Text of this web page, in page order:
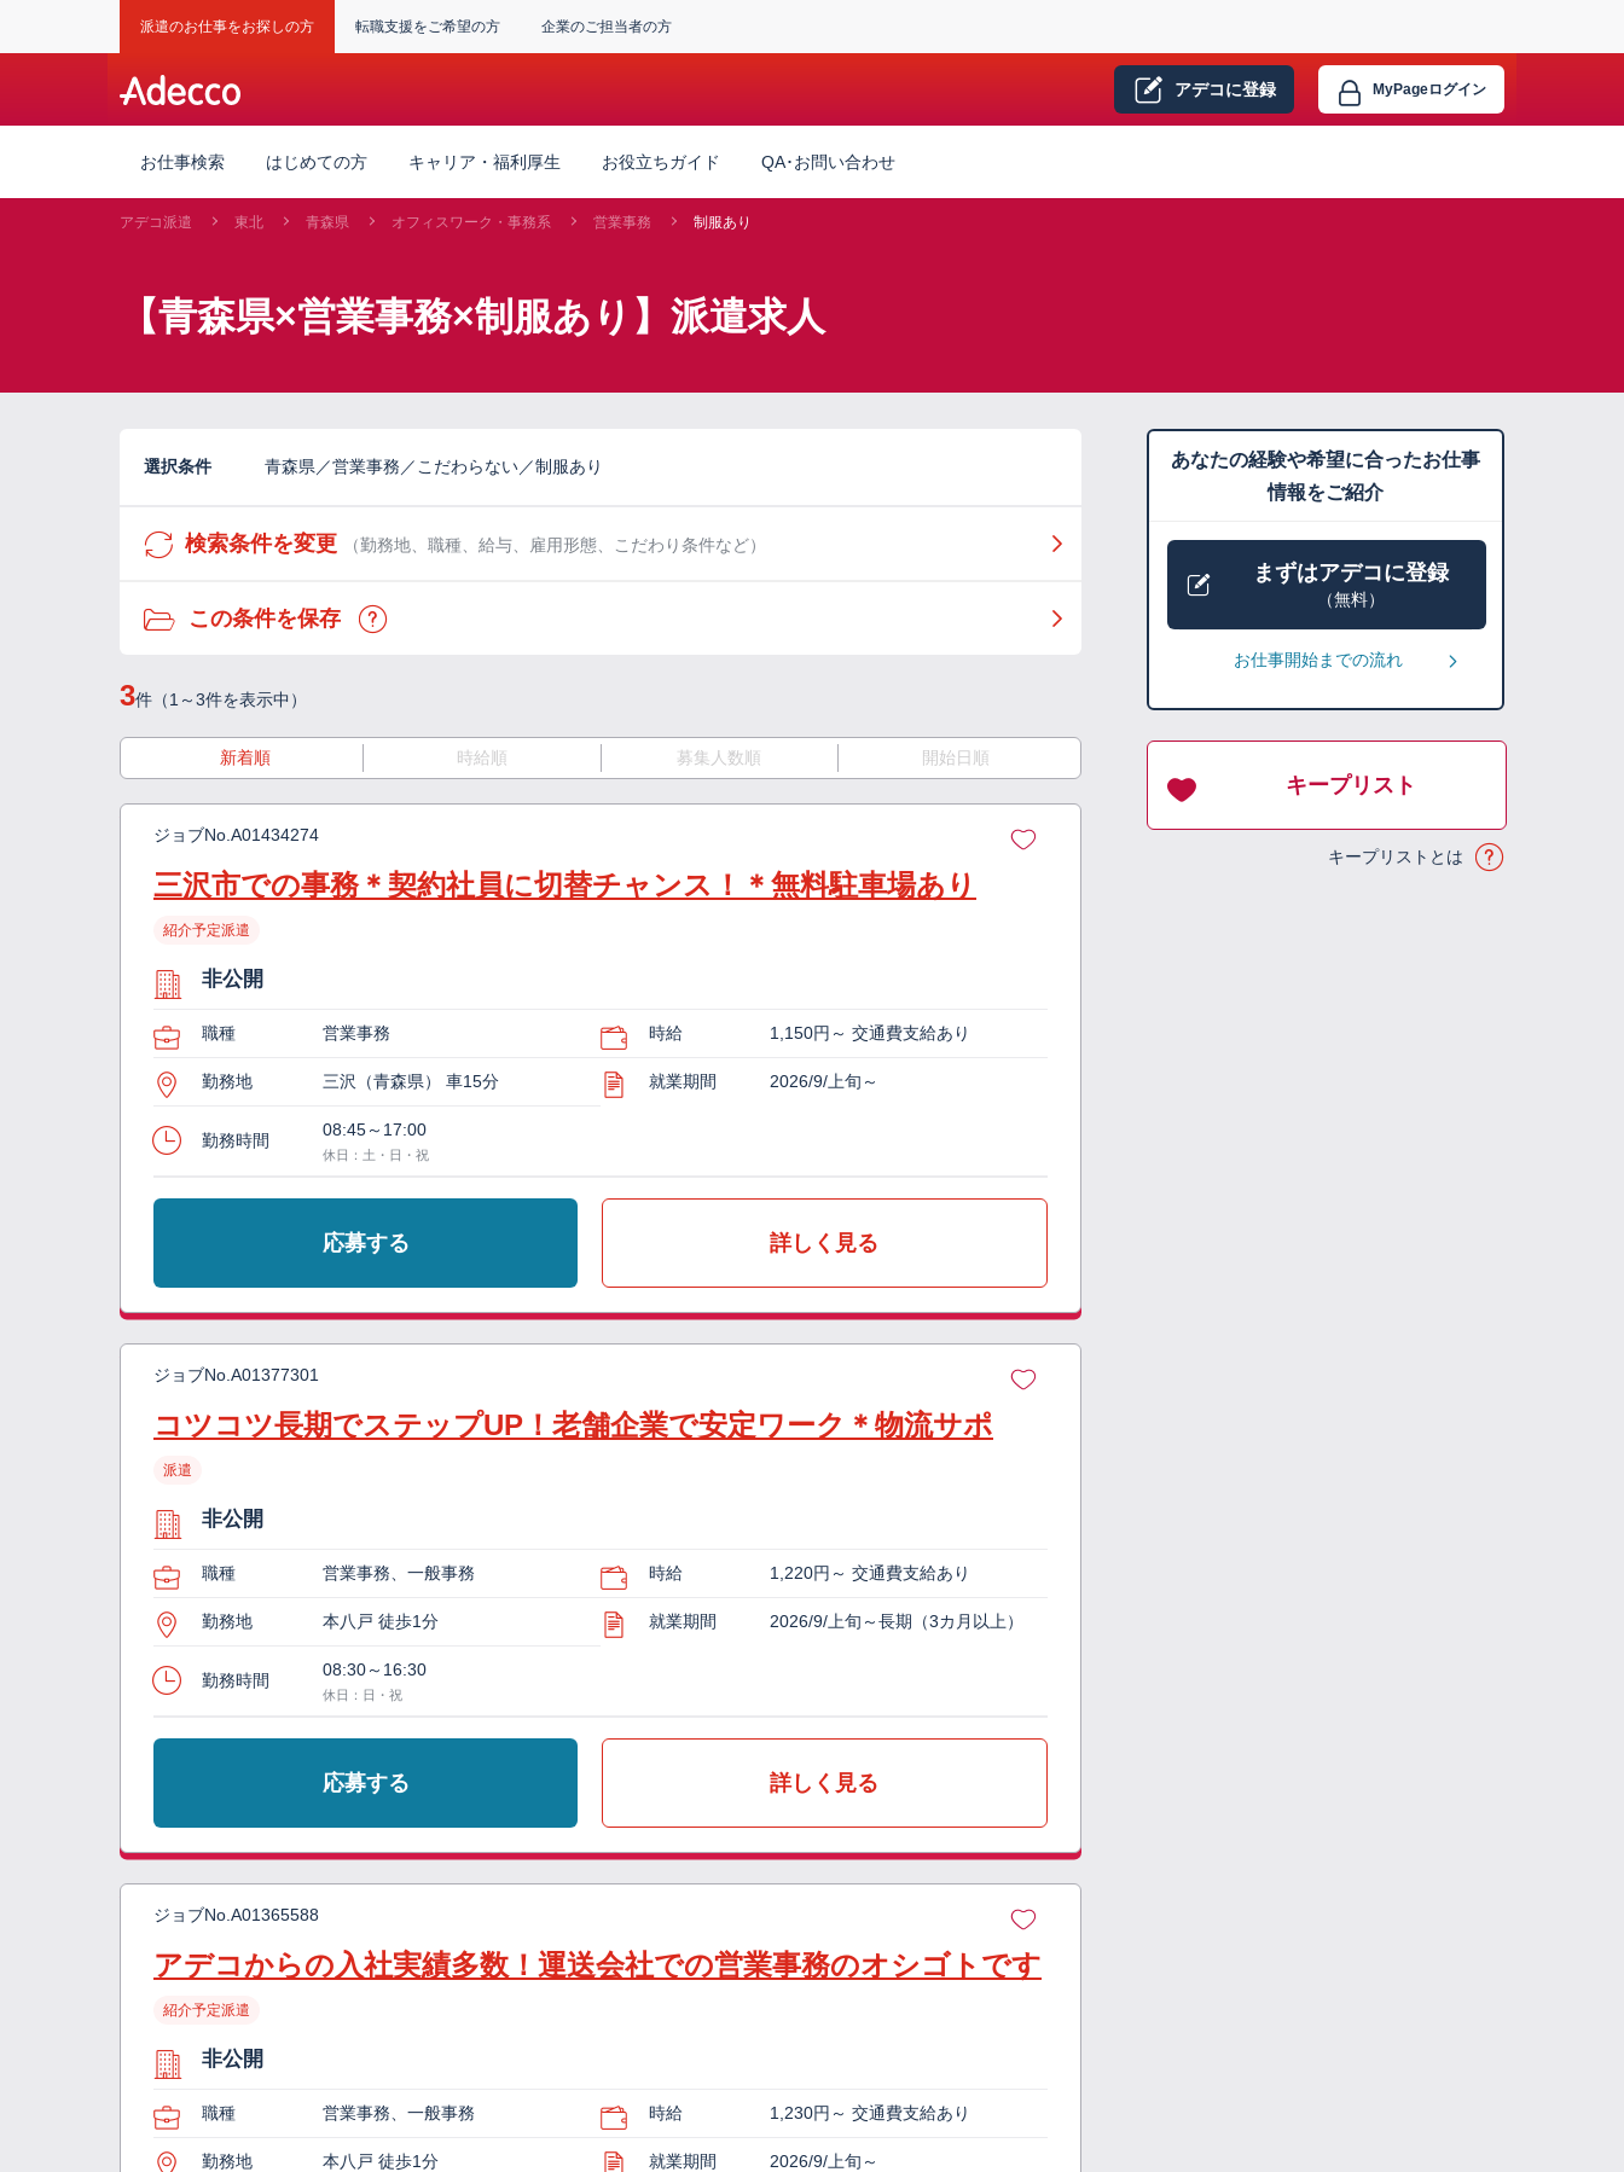
派遣のお仕事をお探しの方 転職支援をご希望の方 企業のご担当者の方
アデコに登録 MyPageログイン
お仕事検索 はじめての方 キャリア・福利厚生 お役立ちガイド QA･お問い合わせ
アデコ派遣 東北 青森県 オフィスワーク・事務系 営業事務 制服あり
【青森県×営業事務×制服あり】派遣求人
選択条件 青森県／営業事務／こだわらない／制服あり
検索条件を変更 （勤務地、職種、給与、雇用形態、こだわり条件など）
この条件を保存
3件（1～3件を表示中）
新着順 時給順 募集人数順 開始日順
ジョブNo. A01434274
三沢市での事務＊契約社員に切替チャンス！＊無料駐車場あり
紹介予定派遣
非公開
職種 営業事務 時給 1,150円～ 交通費支給あり
勤務地 三沢（青森県） 車15分 就業期間 2026/9/上旬～
勤務時間
08:45～17:00
休日：土・日・祝
応募する 詳しく見る
ジョブNo. A01377301
コツコツ長期でステップUP！老舗企業で安定ワーク＊物流サポ
派遣
非公開
職種 営業事務、一般事務 時給 1,220円～ 交通費支給あり
勤務地 本八戸 徒歩1分 就業期間 2026/9/上旬～長期（3カ月以上）
勤務時間
08:30～16:30
休日：日・祝
応募する 詳しく見る
ジョブNo. A01365588
アデコからの入社実績多数！運送会社での営業事務のオシゴトです
紹介予定派遣
非公開
職種 営業事務、一般事務 時給 1,230円～ 交通費支給あり
勤務地 本八戸 徒歩1分 就業期間 2026/9/上旬～
あなたの経験や希望に合ったお仕事
情報をご紹介
まずはアデコに登録
（無料）
お仕事開始までの流れ
キープリスト
キープリストとは